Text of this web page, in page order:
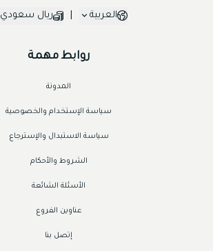
روابط مهمة
المدونة
سياسة الإستخدام والخصوصية
سياسة الاستبدال والإسترجاع
الشروط والأحكام
الأسئلة الشائعة
عناوين الفروع
إتصل بنا
العربية ريال سعودي